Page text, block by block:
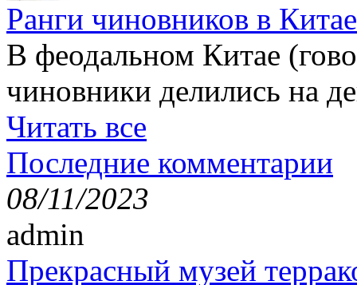
Ранги чиновников в Китае
В феодальном Китае
чиновники делились на
Читать все
Последние комментарии
08/11/2023
admin
Прекрасный музей